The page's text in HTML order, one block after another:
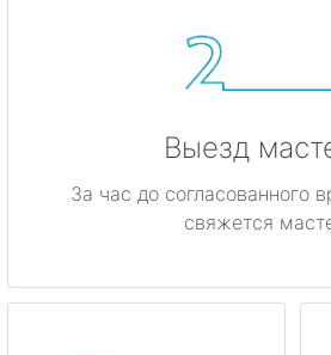
Выезд
За час до согласованного
свяжется